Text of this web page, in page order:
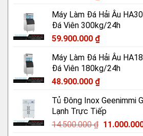
Máy Làm Đá Hải Âu
Đá Viên 300kg/24h
59.900.000 ₫
Máy Làm Đá Hải Âu
Đá Viên 180kg/24h
48.900.000 ₫
Tủ Đông Inox Geenimmi
Lạnh Trực Tiếp
14.500.000₫ Giá